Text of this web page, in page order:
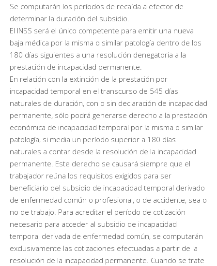
Se computarán los períodos de recaída a efector de
determinar la duración del subsidio.
El INSS será el único competente para emitir una nueva
baja médica por la misma o similar patología dentro de los
180 días siguientes a una resolución denegatoria a la
prestación de incapacidad permanente.
En relación con la extinción de la prestación por
incapacidad temporal en el transcurso de 545 días
naturales de duración, con o sin declaración de incapacidad
permanente, sólo podrá generarse derecho a la prestación
económica de incapacidad temporal por la misma o similar
patología, si media un período superior a 180 días
naturales a contar desde la resolución de la incapacidad
permanente. Este derecho se causará siempre que el
trabajador reúna los requisitos exigidos para ser
beneficiario del subsidio de incapacidad temporal derivado
de enfermedad común o profesional, o de accidente, sea o
no de trabajo. Para acreditar el período de cotización
necesario para acceder al subsidio de incapacidad
temporal derivada de enfermedad común, se computarán
exclusivamente las cotizaciones efectuadas a partir de la
resolución de la incapacidad permanente. Cuando se trate